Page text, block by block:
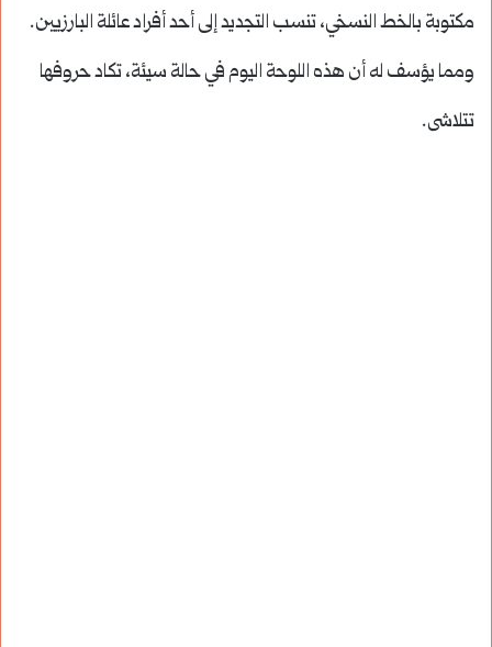
مكتوبة بالخط النسخي، تنسب التجديد إلى أحد أفراد عائلة البارزيين.
ومما يؤسف له أن هذه اللوحة اليوم في حالة سيئة، تكاد حروفها
تتلاشى.